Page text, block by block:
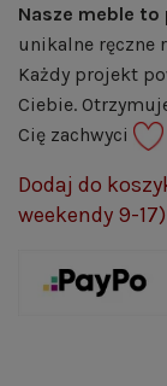
Nasze meble to
unikalne ręczne
Każdy projekt
Ciebie.
Cię zachwyci
Dodaj do
weekendy 9-17)